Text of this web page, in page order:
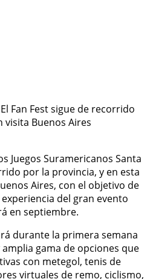
Juegos Suramericanos Santa
por la provincia, y en esta
Aires, con el objetivo de
del gran evento
en septiembre.
durante la primera semana
gama de opciones que
con metegol, tenis de
virtuales de remo, ciclismo,